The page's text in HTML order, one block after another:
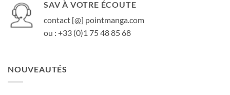
SAV À VOTRE ÉCOUTE
contact [@] pointmanga.com
ou : +33 (0)1 75 48 85 68
NOUVEAUTÉS